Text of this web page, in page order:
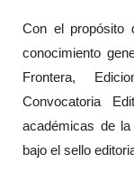
Con el propósito
conocimiento
Frontera,
Convocatoria
académicas de
bajo el sello